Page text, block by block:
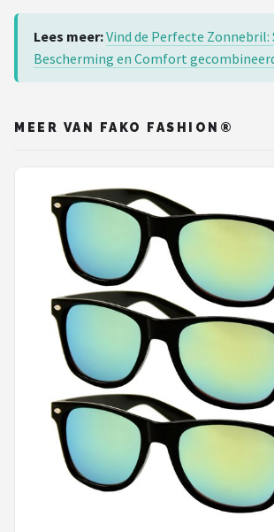
Lees meer:Vind de Perfecte Zonnebril:
Bescherming en Comfort
MEER VAN FAKO FASHION®